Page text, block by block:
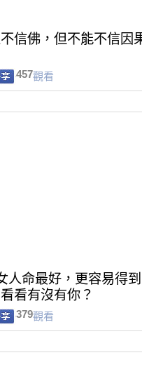
信佛，但不能不信因
457觀看
人命最好，更容易得
看有沒有你？
379觀看